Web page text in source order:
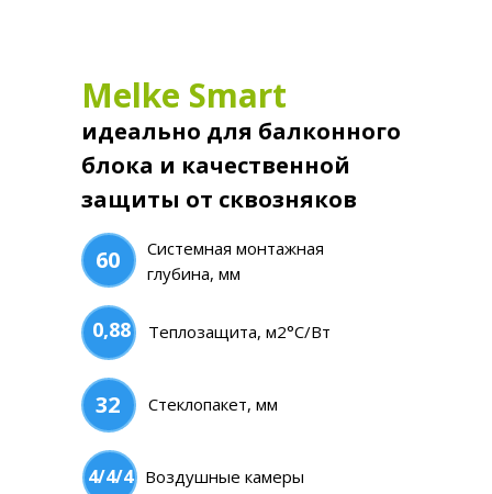
Melke Smart
идеально для балконного
блока и качественной
защиты от сквозняков
60
Системная монтажная
глубина, мм
32 Стеклопакет, мм
0,88 Теплозащита, м2°С/Вт
4/4/4 Воздушные камеры